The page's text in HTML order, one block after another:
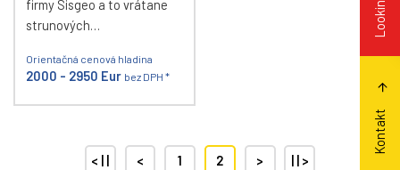
firmy Sisgeo a to vrátane
strunových…
Orientačná cenová hladina
2000 - 2950 Eur bez DPH *
< | | < 1 2 > | | >
Kontakt